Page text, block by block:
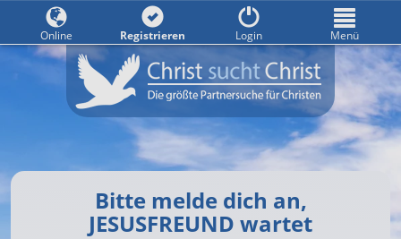
Bitte melde dich an,
JESUSFREUND wartet
Online Registrieren Login Menü